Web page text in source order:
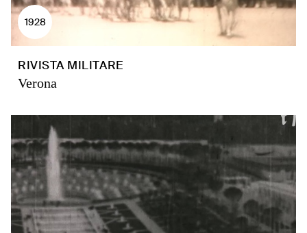
1928
RIVISTA MILITARE
Verona